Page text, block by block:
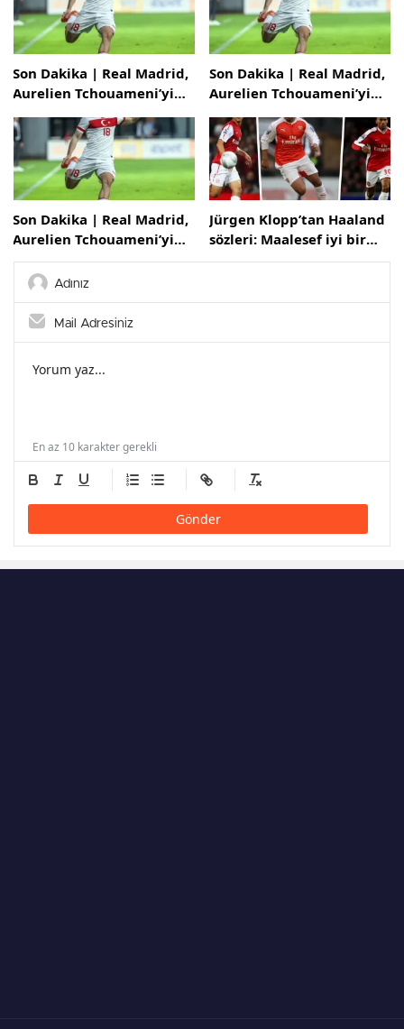
Son Dakika | Real Madrid,
Aurelien Tchouameni’yi
Son Dakika | Real Madrid,
Aurelien Tchouameni’yi
Son Dakika | Real Madrid,
Aurelien Tchouameni’yi
kadrosuna kattı
Jürgen Klopp’tan Haaland
sözleri: Maalesef iyi bir
transfer
Gönder
En az 10 karakter gerekli